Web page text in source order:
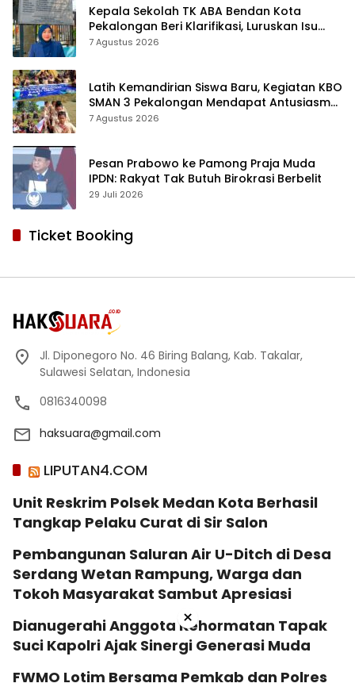
Kepala Sekolah TK ABA Bendan Kota
Pekalongan Beri Klarifikasi, Luruskan Isu
Proyek Revitalisasi
7 Agustus 2026
Latih Kemandirian Siswa Baru, Kegiatan KBO
SMAN 3 Pekalongan Mendapat Antusiasme
dan Respon Positif Orang Tua Murid
7 Agustus 2026
Pesan Prabowo ke Pamong Praja Muda
IPDN: Rakyat Tak Butuh Birokrasi Berbelit
29 Juli 2026
Ticket Booking
Jl. Diponegoro No. 46 Biring Balang, Kab. Takalar,
Sulawesi Selatan, Indonesia
0816340098
haksuara@gmail.com
LIPUTAN4.COM
Unit Reskrim Polsek Medan Kota Berhasil
Tangkap Pelaku Curat di Sir Salon
Pembangunan Saluran Air U-Ditch di Desa
Serdang Wetan Rampung, Warga dan
Tokoh Masyarakat Sambut Apresiasi
Dianugerahi Anggota Kehormatan Tapak
Suci Kapolri Ajak Sinergi Generasi Muda
‎FWMO Lotim Bersama Pemkab dan Polres
×